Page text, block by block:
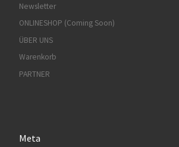
Newsletter
ONLINESHOP (Coming Soon)
ÜBER UNS
Warenkorb
PARTNER
Meta